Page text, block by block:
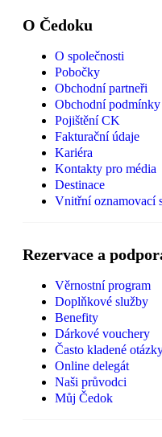
O Čedoku
O společnosti
Pobočky
Obchodní partneři
Obchodní podmínky
Pojištění CK
Fakturační údaje
Kariéra
Kontakty pro média
Destinace
Vnitřní oznamovací
Rezervace a
Věrnostní program
Doplňkové služby
Benefity
Dárkové vouchery
Často kladené
Online delegát
Naši průvodci
Můj Čedok